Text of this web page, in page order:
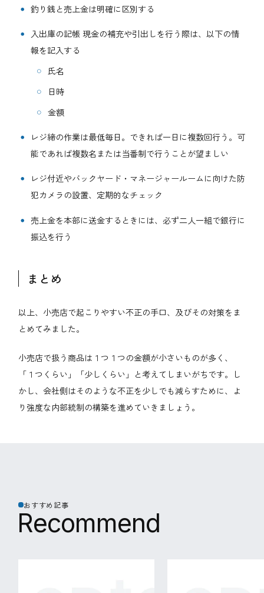
釣り銭と売上金は明確に区別する
入出庫の記帳 現金の補充や引出しを行う際は、以下の情
報を記入する
氏名
日時
金額
レジ締の作業は最低毎日。できれば一日に複数回行う。可
能であれば複数名または当番制で行うことが望ましい
レジ付近やバックヤード・マネージャールームに向けた防
犯カメラの設置、定期的なチェック
売上金を本部に送金するときには、必ず二人一組で銀行に
振込を行う
まとめ
以上、小売店で起こりやすい不正の手口、及びその対策をま
とめてみました。
小売店で扱う商品は１つ１つの金額が小さいものが多く、
「１つくらい」「少しくらい」と考えてしまいがちです。し
かし、会社側はそのような不正を少しでも減らすために、よ
り強度な内部統制の構築を進めていきましょう。
おすすめ記事
Recommend